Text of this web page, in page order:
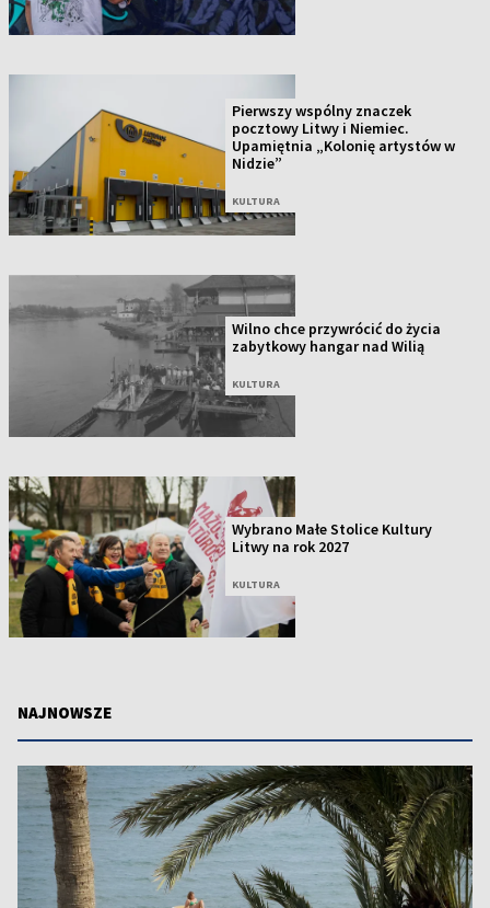
Pierwszy wspólny znaczek
pocztowy Litwy i Niemiec.
Upamiętnia „Kolonię artystów w
Nidzie”
KULTURA
Wilno chce przywrócić do życia
zabytkowy hangar nad Wilią
KULTURA
Wybrano Małe Stolice Kultury
Litwy na rok 2027
KULTURA
NAJNOWSZE